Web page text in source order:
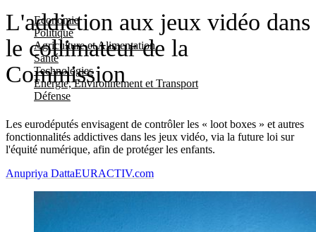
Economie
Politique
Agriculture et Alimentation
Santé
Technologies
Energie, Environnement et Transport
Défense
L'addiction aux jeux vidéo dans
le collimateur de la
Commission
Les eurodéputés envisagent de contrôler les « loot boxes » et autres
fonctionnalités addictives dans les jeux vidéo, via la future loi sur
l'équité numérique, afin de protéger les enfants.
Anupriya DattaEURACTIV.com